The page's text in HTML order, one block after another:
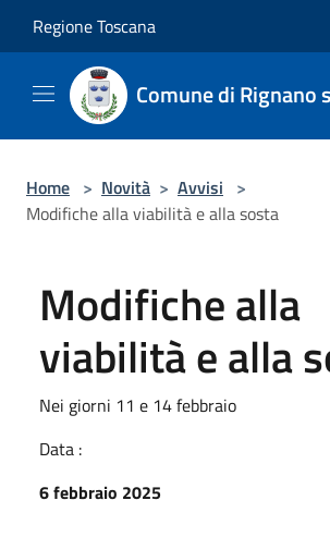
Regione Toscana
Comune di Rignano
Home > Novità > Avvisi >
Modifiche alla viabilità e alla sosta
Modifiche alla
viabilità e alla
Nei giorni 11 e 14 febbraio
Data :
6 febbraio 2025